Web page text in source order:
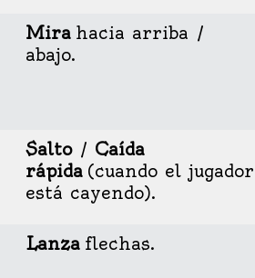
Mira hacia arriba /
abajo.
Salto/ Caída
rápida(cuando el jugador
está cayendo).
Lanzaflechas.